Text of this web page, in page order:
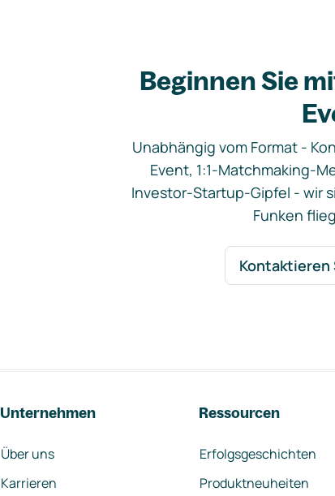
Beginnen Sie
Unabhängig vom Format -
Event, 1:1-Matchmaking-
Investor-Startup-Gipfel - wir
Funken
Kontaktieren
Unternehmen
Über uns
Karrieren
Ressourcen
Erfolgsgeschichten
Produktneuheiten